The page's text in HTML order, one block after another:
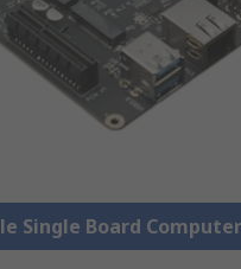
Single Board